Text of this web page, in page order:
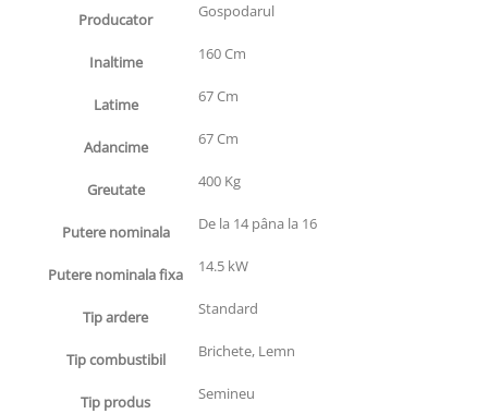
Producator Gospodarul
Inaltime 160 Cm
Latime 67 Cm
Adancime 67 Cm
Greutate 400 Kg
Putere nominala De la 14 pâna la 16
Putere nominala fixa 14.5 kW
Tip ardere Standard
Tip combustibil Brichete, Lemn
Tip produs Semineu